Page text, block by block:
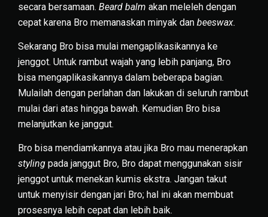
secara bersamaan. Beard balm akan meleleh dengan
cepat karena Bro memanaskan minyak dan beeswax.
Sekarang Bro bisa mulai mengaplikasikannya ke
jenggot. Untuk rambut wajah yang lebih panjang, Bro
bisa mengaplikasikannya dalam beberapa bagian.
Mulailah dengan perlahan dan lakukan di seluruh rambut
mulai dari atas hingga bawah. Kemudian Bro bisa
melanjutkan ke janggut.
Bro bisa mendiamkannya atau jika Bro mau menerapkan
styling pada janggut Bro, Bro dapat menggunakan sisir
jenggot untuk menekan kumis ekstra. Jangan takut
untuk menyisir dengan jari Bro; hal ini akan membuat
prosesnya lebih cepat dan lebih baik.